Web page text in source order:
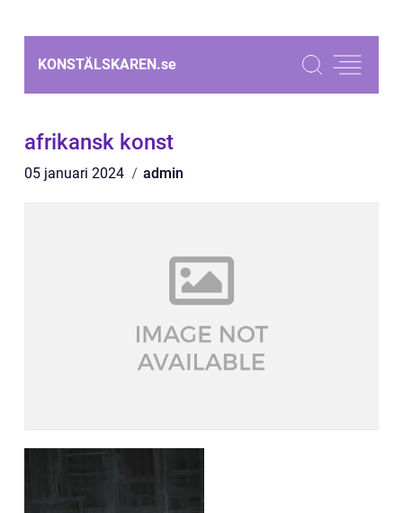
KONSTÄLSKAREN.se
afrikansk konst
05 januari 2024 admin